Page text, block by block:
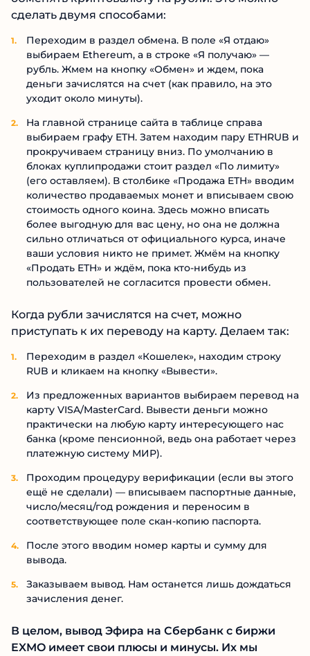
сделать двумя способами:
Переходим в раздел обмена. В поле «Я отдаю»
выбираем Ethereum, а в строке «Я получаю» —
рубль. Жмем на кнопку «Обмен» и ждем, пока
деньги зачислятся на счет (как правило, на это
уходит около минуты).
На главной странице сайта в таблице справа
выбираем графу ETH. Затем находим пару ETHRUB и
прокручиваем страницу вниз. По умолчанию в
блоках куплипродажи стоит раздел «По лимиту»
(его оставляем). В столбике «Продажа ETH» вводим
количество продаваемых монет и вписываем свою
стоимость одного коина. Здесь можно вписать
более выгодную для вас цену, но она не должна
сильно отличаться от официального курса, иначе
ваши условия никто не примет. Жмём на кнопку
«Продать ETH» и ждём, пока кто-нибудь из
пользователей не согласится провести обмен.
Когда рубли зачислятся на счет, можно
приступать к их переводу на карту. Делаем так:
Переходим в раздел «Кошелек», находим строку
RUB и кликаем на кнопку «Вывести».
Из предложенных вариантов выбираем перевод на
карту VISA/MasterCard. Вывести деньги можно
практически на любую карту интересующего нас
банка (кроме пенсионной, ведь она работает через
платежную систему МИР).
Проходим процедуру верификации (если вы этого
ещё не сделали) — вписываем паспортные данные,
число/месяц/год рождения и переносим в
соответствующее поле скан-копию паспорта.
После этого вводим номер карты и сумму для
вывода.
Заказываем вывод. Нам останется лишь дождаться
зачисления денег.
В целом, вывод Эфира на Сбербанк с биржи
EXMO имеет свои плюсы и минусы. Их мы